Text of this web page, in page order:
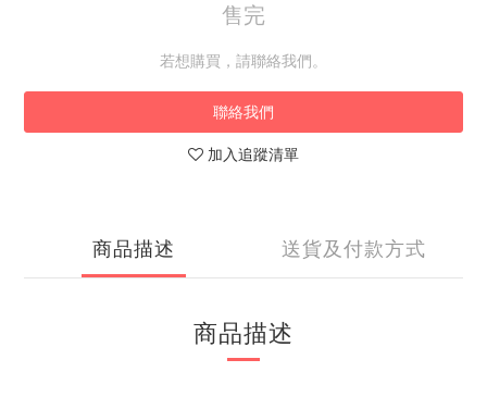
售完
若想購買，請聯絡我們。
聯絡我們
加入追蹤清單
商品描述 送貨及付款方式
商品描述